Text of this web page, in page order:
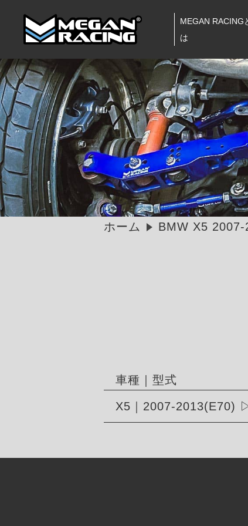
MEGAN RACING
は
ホーム BMW X5
車種｜型式
X5｜2007-2013(E70)